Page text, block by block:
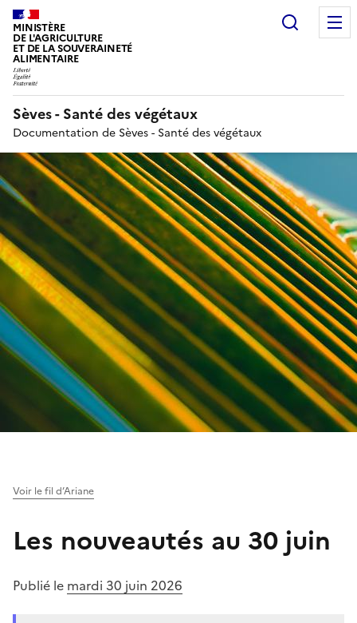
MINISTÈRE
DE L'AGRICULTURE
ET DE LA SOUVERAINETÉ
ALIMENTAIRE
Sèves - Santé des végétaux
Documentation de Sèves - Santé des végétaux
Voir le fil d’Ariane
Les nouveautés au 30 juin
Publié le mardi 30 juin 2026